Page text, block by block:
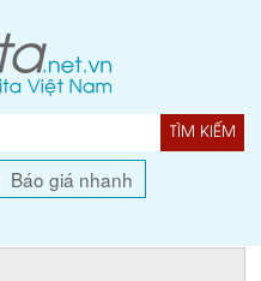
TÌM KIẾM
Báo giá nhanh